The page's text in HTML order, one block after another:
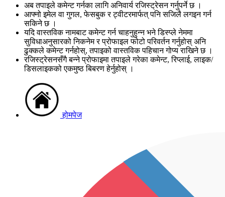
अब तपाइले कमेन्ट गर्नका लागि अनिवार्य रजिस्ट्रेसन गर्नुपर्ने छ ।
आफ्नो इमेल वा गुगल, फेसबुक र ट्वीटरमार्फत् पनि सजिलै लगइन गर्न
सकिने छ ।
यदि वास्तविक नामबाट कमेन्ट गर्न चाहनुहुन्न भने डिस्प्ले नेममा
सुविधाअनुसारको निकनेम र प्रोफाइल फोटो परिवर्तन गर्नुहोस् अनि
ढुक्कले कमेन्ट गर्नहोस्, तपाइको वास्तविक पहिचान गोप्य राखिने छ ।
रजिस्ट्रेसनसँगै बन्ने प्रोफाइमा तपाइले गरेका कमेन्ट, रिप्लाई, लाइक/
डिसलाइकको एकमुष्ठ बिबरण हेर्नुहोस् ।
होमपेज